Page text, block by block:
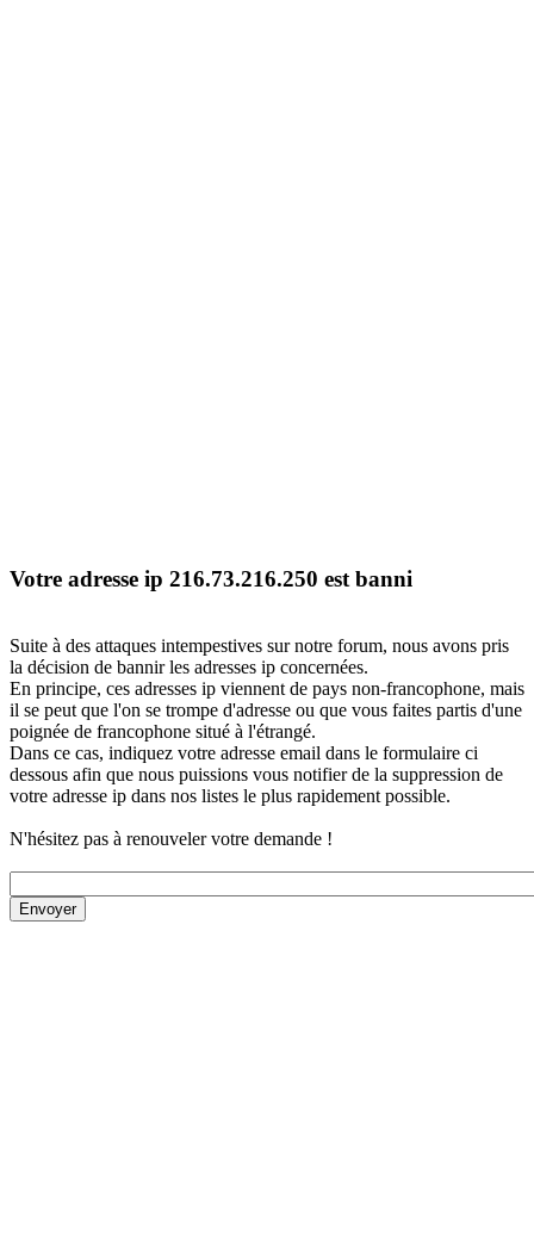
Votre adresse ip 216.73.216.250 est banni
Suite à des attaques intempestives sur notre forum, nous avons pris
la décision de bannir les adresses ip concernées.
En principe, ces adresses ip viennent de pays non-francophone, mais
il se peut que l'on se trompe d'adresse ou que vous faites partis d'une
poignée de francophone situé à l'étrangé.
Dans ce cas, indiquez votre adresse email dans le formulaire ci
dessous afin que nous puissions vous notifier de la suppression de
votre adresse ip dans nos listes le plus rapidement possible.
N'hésitez pas à renouveler votre demande !